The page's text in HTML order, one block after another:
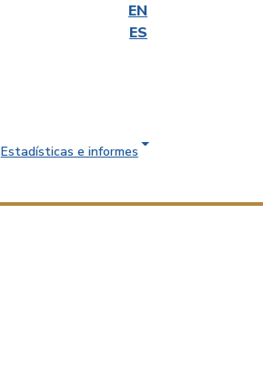
EN
ES
Estadísticas e informes